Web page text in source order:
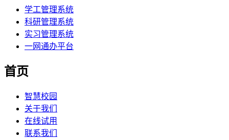
学工管理系统
科研管理系统
实习管理系统
一网通办平台
首页
智慧校园
关于我们
在线试用
联系我们